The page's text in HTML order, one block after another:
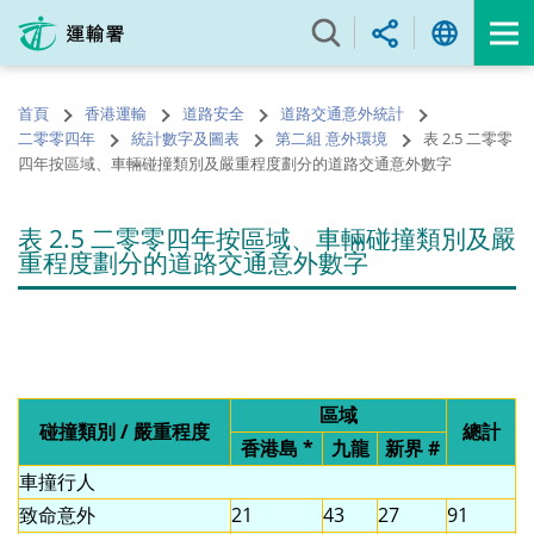
內
的
開
首頁 香港運輸 道路安全
道路交通意外統計
二零零四年
統計數字及圖表 第二組 意外環境
表 2.5 二零零
四年按區域、車輛碰撞類別及嚴重程度劃分的道路交通意外數字
表 2.5 二零零四年按區域、車輛碰撞類別及嚴
重程度劃分的道路交通意外數字
碰撞類別 / 嚴重程度
區域
總計
香港島 * 九龍
新界 #
車撞行人
致命意外
21 43 27 91